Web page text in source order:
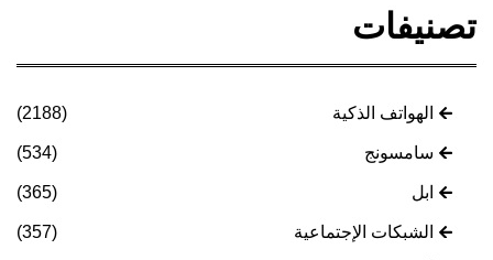
تصنيفات
الهواتف الذكية (2188)
سامسونج (534)
ابل (365)
الشبكات الإجتماعية (357)